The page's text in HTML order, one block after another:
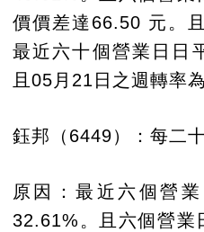
價價差達66.50 元。
最近六十個營業日日
且05月21日之週轉率
鈺邦（6449）：每二
原因：最近六個營
32.61%。且六個營業